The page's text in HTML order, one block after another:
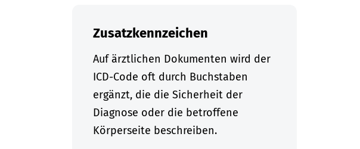
Zusatzkennzeichen
Auf ärztlichen Dokumenten wird der
ICD-Code oft durch Buchstaben
ergänzt, die die Sicherheit der
Diagnose oder die betroffene
Körperseite beschreiben.